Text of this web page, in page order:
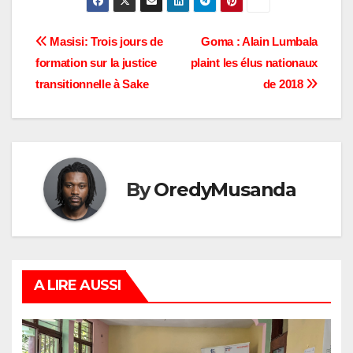
chefferie des Bahunde
au Nord-Kivu. À son
arrivée à Ngungu, ce
notable a visité le
bureau de son…
Navigation
de
l’article
Goma : Alain Lumbala
plaint les élus nationaux
de 2018
Masisi: Trois jours de
formation sur la justice
transitionnelle à Sake
ByOredyMusanda
A LIRE AUSSI